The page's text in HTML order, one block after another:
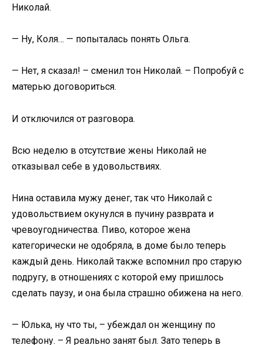
Николай.
— Ну, Коля… — попыталась понять Ольга.
— Нет, я сказал! – сменил тон Николай. – Попробуй с
матерью договориться.
И отключился от разговора.
Всю неделю в отсутствие жены Николай не
отказывал себе в удовольствиях.
Нина оставила мужу денег, так что Николай с
удовольствием окунулся в пучину разврата и
чревоугодничества. Пиво, которое жена
категорически не одобряла, в доме было теперь
каждый день. Николай также вспомнил про старую
подругу, в отношениях с которой ему пришлось
сделать паузу, и она была страшно обижена на него.
— Юлька, ну что ты, – убеждал он женщину по
телефону. – Я реально занят был. Зато теперь в